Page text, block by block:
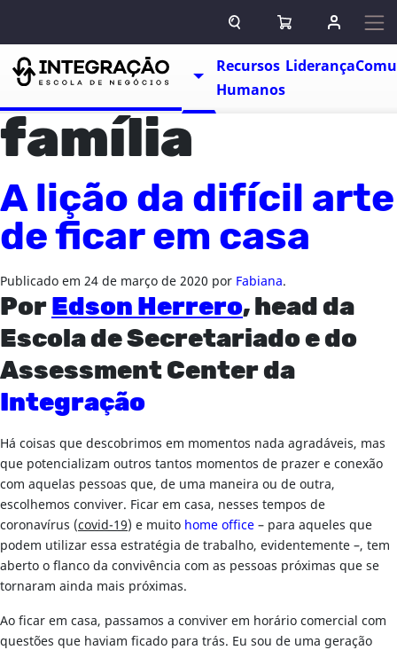
ABRIR CAMPO DE BUSCA
ABRIR CARRINHO
ENTRAR
Escolas
TOGGLE DROPDOWN
Recursos
Humanos
Liderança
família
A lição da difícil arte
de ficar em casa
Publicado em 24 de março de 2020 por Fabiana.
Por Edson Herrero, head da
Escola de Secretariado e do
Assessment Center da
Integração
Há coisas que descobrimos em momentos nada agradáveis, mas
que potencializam outros tantos momentos de prazer e conexão
com aquelas pessoas que, de uma maneira ou de outra,
escolhemos conviver. Ficar em casa, nesses tempos de
coronavírus (covid-19) e muito home office– para aqueles que
podem utilizar essa estratégia de trabalho, evidentemente –, tem
aberto o flanco da convivência com as pessoas próximas que se
tornaram ainda mais próximas.
Ao ficar em casa, passamos a conviver em horário comercial com
questões que haviam ficado para trás. Eu sou de uma geração